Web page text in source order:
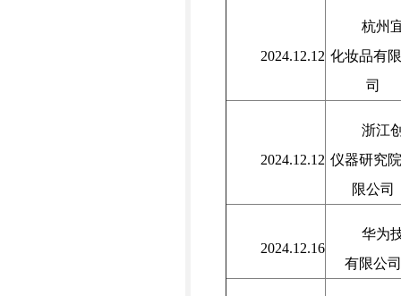
2024.12.12
杭州
化妆品有
司
2024.12.12
浙江
仪器研究
限公司
2024.12.16
华为
有限公